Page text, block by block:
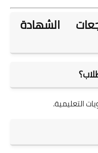
الشهادة
التعليمية.